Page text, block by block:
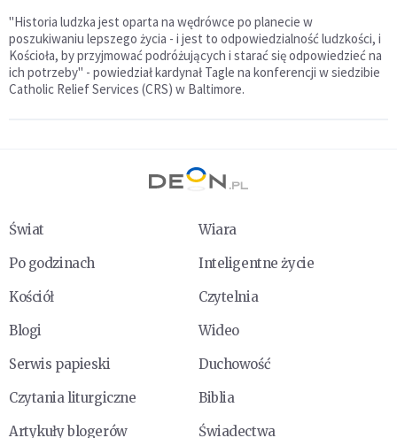
"Historia ludzka jest oparta na wędrówce po planecie w
poszukiwaniu lepszego życia - i jest to odpowiedzialność ludzkości, i
Kościoła, by przyjmować podróżujących i starać się odpowiedzieć na
ich potrzeby" - powiedział kardynał Tagle na konferencji w siedzibie
Catholic Relief Services (CRS) w Baltimore.
Świat
Wiara
Po godzinach
Inteligentne życie
Kościół
Czytelnia
Blogi
Wideo
Serwis papieski
Duchowość
Czytania liturgiczne
Biblia
Artykuły blogerów
Świadectwa